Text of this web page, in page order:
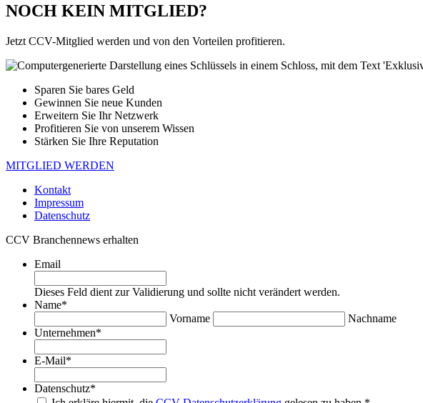
NOCH KEIN MITGLIED?
Jetzt CCV-Mitglied werden und von den Vorteilen profitieren.
Sparen Sie bares Geld
Gewinnen Sie neue Kunden
Erweitern Sie Ihr Netzwerk
Profitieren Sie von unserem Wissen
Stärken Sie Ihre Reputation
MITGLIED WERDEN
Kontakt
Impressum
Datenschutz
CCV Branchennews erhalten
Email
Dieses Feld dient zur Validierung und sollte nicht verändert werden.
Name*
Vorname
Nachname
Unternehmen*
E-Mail*
Datenschutz*